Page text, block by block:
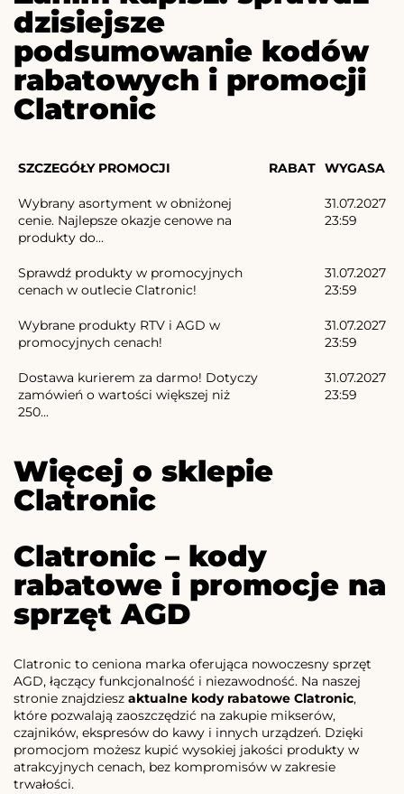
dzisiejsze
podsumowanie kodów
rabatowych i promocji
Clatronic
SZCZEGÓŁY PROMOCJI RABAT WYGASA
Wybrany asortyment w obniżonej
cenie. Najlepsze okazje cenowe na
produkty do...
31.07.2027
23:59
Sprawdź produkty w promocyjnych
cenach w outlecie Clatronic!
31.07.2027
23:59
Wybrane produkty RTV i AGD w
promocyjnych cenach!
31.07.2027
23:59
Dostawa kurierem za darmo! Dotyczy
zamówień o wartości większej niż
250...
31.07.2027
23:59
Więcej o sklepie
Clatronic
Clatronic – kody
rabatowe i promocje na
sprzęt AGD
Clatronic to ceniona marka oferująca nowoczesny sprzęt
AGD, łączący funkcjonalność i niezawodność. Na naszej
stronie znajdziesz aktualne kody rabatowe Clatronic,
które pozwalają zaoszczędzić na zakupie mikserów,
czajników, ekspresów do kawy i innych urządzeń. Dzięki
promocjom możesz kupić wysokiej jakości produkty w
atrakcyjnych cenach, bez kompromisów w zakresie
trwałości.